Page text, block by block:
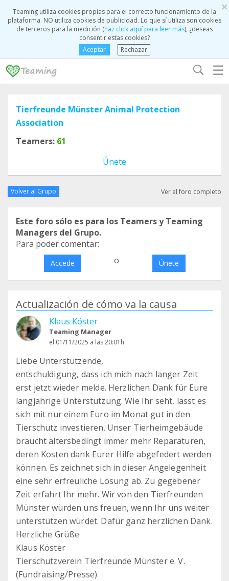
×
Teaming utiliza cookies propias para el correcto funcionamiento de la
plataforma. NO utiliza cookies de publicidad. Lo que sí utiliza son cookies
de terceros para la medición (haz click aquí para leer más), ¿deseas
consentir estas cookies?
Aceptar
Rechazar
☰
Tierfreunde Münster Animal Protection
Association
Teamers: 61
Únete
Volver al Grupo Ver el foro completo
Este foro sólo es para los Teamers y Teaming
Managers del Grupo.
Para poder comentar:
Accede o Únete
Actualización de cómo va la causa
Klaus Köster
Teaming Manager
el 01/11/2025 a las 20:01h
Liebe Unterstützende,
entschuldigung, dass ich mich nach langer Zeit
erst jetzt wieder melde. Herzlichen Dank für Eure
langjährige Unterstützung. Wie Ihr seht, lässt es
sich mit nur einem Euro im Monat gut in den
Tierschutz investieren. Unser Tierheimgebäude
braucht altersbedingt immer mehr Reparaturen,
deren Kosten dank Eurer Hilfe abgefedert werden
können. Es zeichnet sich in dieser Angelegenheit
eine sehr erfreuliche Lösung ab. Zu gegebener
Zeit erfahrt Ihr mehr. Wir von den Tierfreunden
Münster würden uns freuen, wenn Ihr uns weiter
unterstützen würdet. Dafür ganz herzlichen Dank.
Herzliche Grüße
Klaus Köster
Tierschutzverein Tierfreunde Münster e. V.
(Fundraising/Presse)